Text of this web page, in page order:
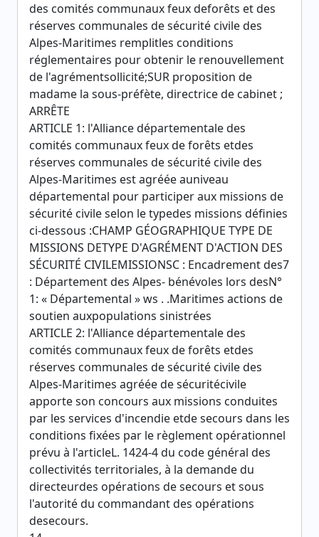
des comités communaux feux deforêts et des
réserves communales de sécurité civile des
Alpes-Maritimes remplitles conditions
réglementaires pour obtenir le renouvellement
de l'agrémentsollicité;SUR proposition de
madame la sous-préfète, directrice de cabinet ;
ARRÊTE
ARTICLE 1: l'Alliance départementale des
comités communaux feux de forêts etdes
réserves communales de sécurité civile des
Alpes-Maritimes est agréée auniveau
départemental pour participer aux missions de
sécurité civile selon le typedes missions définies
ci-dessous :CHAMP GÉOGRAPHIQUE TYPE DE
MISSIONS DETYPE D'AGRÉMENT D'ACTION DES
SÉCURITÉ CIVILEMISSIONSC : Encadrement des7
: Département des Alpes- bénévoles lors desN°
1: « Départemental » ws . .Maritimes actions de
soutien auxpopulations sinistrées
ARTICLE 2: l'Alliance départementale des
comités communaux feux de forêts etdes
réserves communales de sécurité civile des
Alpes-Maritimes agréée de sécuritécivile
apporte son concours aux missions conduites
par les services d'incendie etde secours dans les
conditions fixées par le règlement opérationnel
prévu à l'articleL. 1424-4 du code général des
collectivités territoriales, à la demande du
directeurdes opérations de secours et sous
l'autorité du commandant des opérations
desecours.